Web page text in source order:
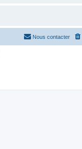
Nous contacter